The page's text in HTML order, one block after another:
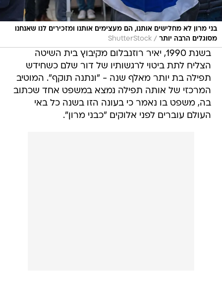
בני מרון לא מחלישים אותנו, הם מעצימים אותנו ומזכירים לנו שאנחנו
מסוגלים הרבה יותר /
ShutterStock
בשנת 1990, יאיר רוזנבלום מקיבוץ בית השיטה
הצליח לתת ביטוי לרגשותיו של דור שלם כשחידש
תפילה בת יותר מאלף שנה - "ונתנה תוקף". המוטיב
המרכזי של אותה תפילה נמצא במשפט אחד שכתוב
בה, משפט בו נאמר כי בעונה הזו בשנה כל באי
העולם עוברים לפני אלוקים "כבני מרון".